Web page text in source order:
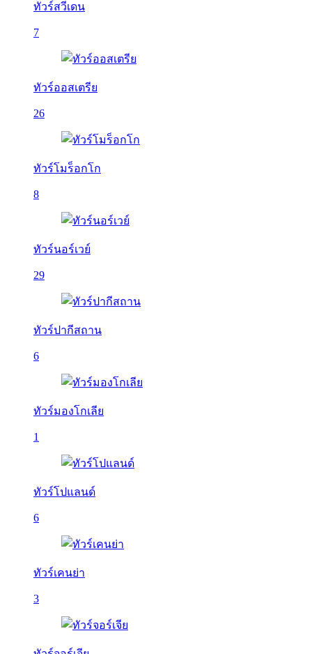
ทัวร์สวีเดน
7
ทัวร์ออสเตรีย
26
ทัวร์โมร็อกโก
8
ทัวร์นอร์เวย์
29
ทัวร์ปากีสถาน
6
ทัวร์มองโกเลีย
1
ทัวร์โปแลนด์
6
ทัวร์เคนย่า
3